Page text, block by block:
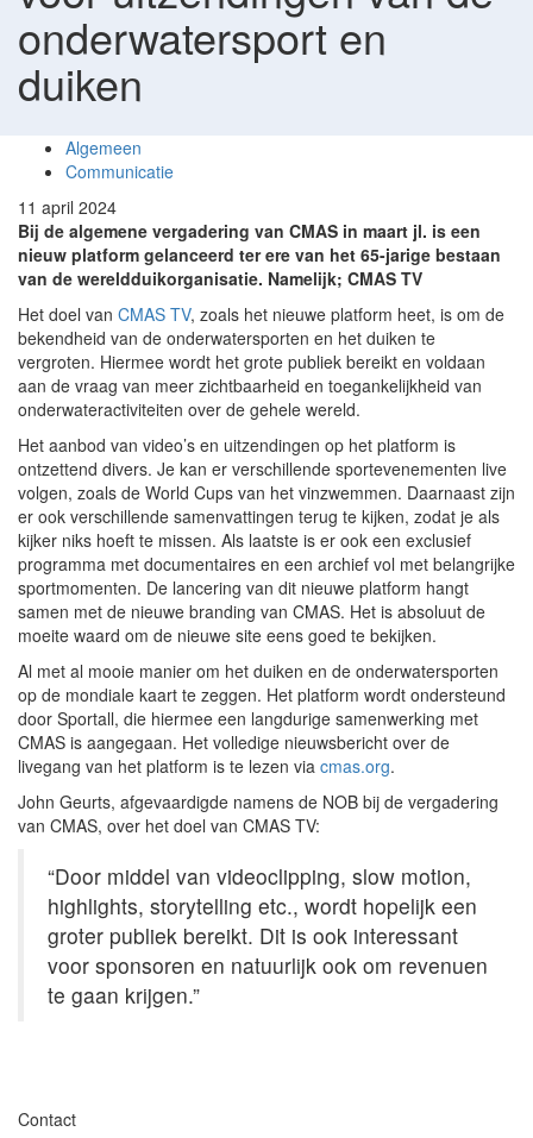
onderwatersport en
duiken
Algemeen
Communicatie
11 april 2024
Bij de algemene vergadering van CMAS in maart jl. is een
nieuw platform gelanceerd ter ere van het 65-jarige bestaan
van de wereldduikorganisatie. Namelijk; CMAS TV
Het doel van CMAS TV, zoals het nieuwe platform heet, is om de
bekendheid van de onderwatersporten en het duiken te
vergroten. Hiermee wordt het grote publiek bereikt en voldaan
aan de vraag van meer zichtbaarheid en toegankelijkheid van
onderwateractiviteiten over de gehele wereld.
Het aanbod van video’s en uitzendingen op het platform is
ontzettend divers. Je kan er verschillende sportevenementen live
volgen, zoals de World Cups van het vinzwemmen. Daarnaast zijn
er ook verschillende samenvattingen terug te kijken, zodat je als
kijker niks hoeft te missen. Als laatste is er ook een exclusief
programma met documentaires en een archief vol met belangrijke
sportmomenten. De lancering van dit nieuwe platform hangt
samen met de nieuwe branding van CMAS. Het is absoluut de
moeite waard om de nieuwe site eens goed te bekijken.
Al met al mooie manier om het duiken en de onderwatersporten
op de mondiale kaart te zeggen. Het platform wordt ondersteund
door Sportall, die hiermee een langdurige samenwerking met
CMAS is aangegaan. Het volledige nieuwsbericht over de
livegang van het platform is te lezen via cmas.org.
John Geurts, afgevaardigde namens de NOB bij de vergadering
van CMAS, over het doel van CMAS TV:
“Door middel van videoclipping, slow motion,
highlights, storytelling etc., wordt hopelijk een
groter publiek bereikt. Dit is ook interessant
voor sponsoren en natuurlijk ook om revenuen
te gaan krijgen.”
Contact